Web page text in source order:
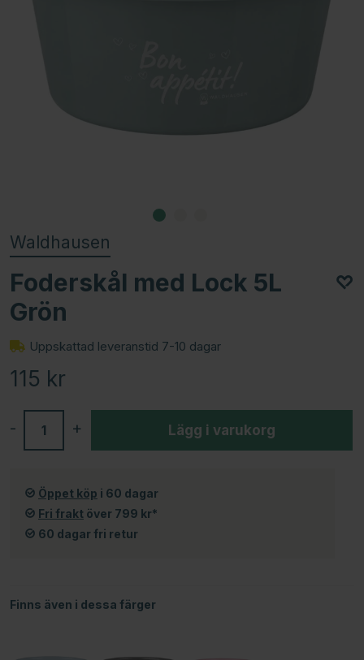
Waldhausen
Foderskål med Lock 5L
Grön
Uppskattad leveranstid 7-10 dagar
115 kr
+
- Lägg i varukorg
Öppet köp i 60 dagar
Fri frakt över 799 kr*
60 dagar fri retur
Finns även i dessa färger